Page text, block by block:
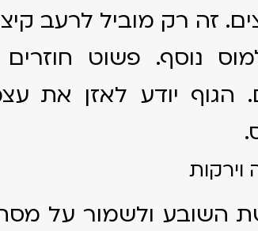
זה רק מוביל לרעב
נוסף. פשוט
הגוף יודע לאזן את
השובע ולשמור על